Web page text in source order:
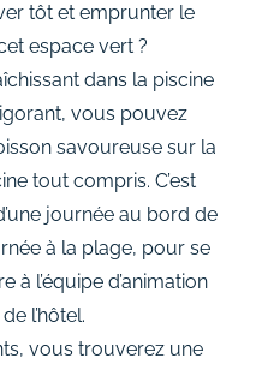
tôt et emprunter le
espace vert ?
dans la piscine
vous pouvez
savoureuse sur la
tout compris. C’est
journée au bord de
à la plage, pour se
l’équipe d’animation
l’hôtel.
vous trouverez une